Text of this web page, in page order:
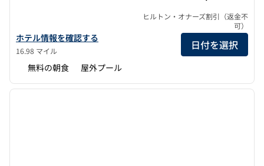
ハンプトン・イン・サンディエゴ/デルマーの詳細を表示
ホテル情報を確認する
16.98 マイル
ヒルトン・オナーズ割引（返金不
可）
日付を選択
無料の朝食 屋外プール
1/12
1/12
前の画像 次の